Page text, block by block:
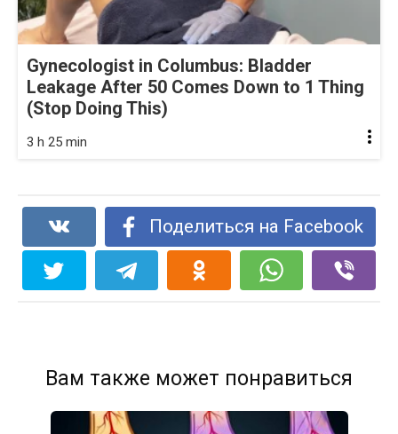
Gynecologist in Columbus: Bladder
Leakage After 50 Comes Down to 1 Thing
(Stop Doing This)
3 h 25 min
Поделиться на Facebook
Вам также может понравиться